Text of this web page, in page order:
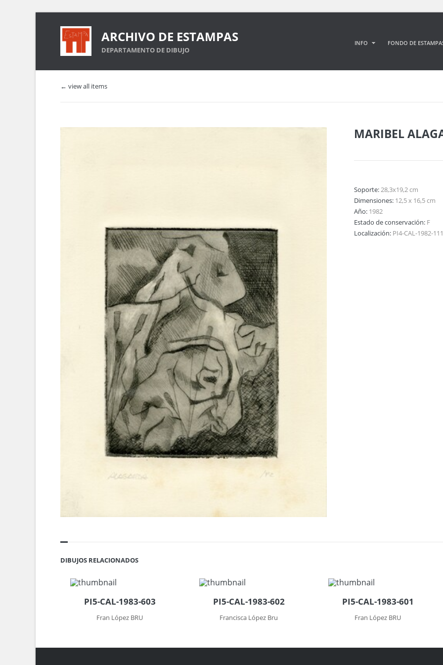
ARCHIVO DE ESTAMPAS
DEPARTAMENTO DE DIBUJO
INFO FONDO DE
← view all items
MARIBEL
Soporte:28,3x19,2 cm
Dimensiones: 12,5 x 16,5 cm
Año: 1982
Estado de conservación: F
Localización: PI4-CAL-1982-111
DIBUJOS RELACIONADOS
PI5-CAL-1983-603
Fran López BRU
PI5-CAL-1983-602
Francisca López Bru
PI5-CAL-1983-601
Fran López BRU